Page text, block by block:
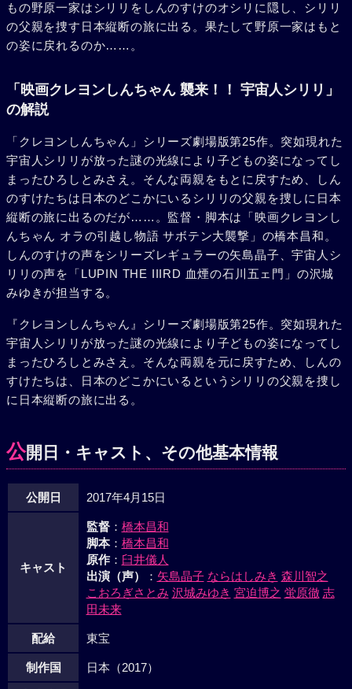
もの野原一家はシリリをしんのすけのオシリに隠し、シリリ
の父親を捜す日本縦断の旅に出る。果たして野原一家はもと
の姿に戻れるのか……。
「映画クレヨンしんちゃん 襲来！！ 宇宙人シリリ」
の解説
「クレヨンしんちゃん」シリーズ劇場版第25作。突如現れた
宇宙人シリリが放った謎の光線により子どもの姿になってし
まったひろしとみさえ。そんな両親をもとに戻すため、しん
のすけたちは日本のどこかにいるシリリの父親を捜しに日本
縦断の旅に出るのだが……。監督・脚本は「映画クレヨンし
んちゃん オラの引越し物語 サボテン大襲撃」の橋本昌和。
しんのすけの声をシリーズレギュラーの矢島晶子、宇宙人シ
リリの声を「LUPIN THE IIIRD 血煙の石川五ェ門」の沢城
みゆきが担当する。
『クレヨンしんちゃん』シリーズ劇場版第25作。突如現れた
宇宙人シリリが放った謎の光線により子どもの姿になってし
まったひろしとみさえ。そんな両親を元に戻すため、しんの
すけたちは、日本のどこかにいるというシリリの父親を捜し
に日本縦断の旅に出る。
公開日・キャスト、その他基本情報
公開日 2017年4月15日
キャスト
監督： 橋本昌和
脚本： 橋本昌和
原作： 臼井儀人
出演（声）
： 矢島晶子 ならはしみき 森川智之
こおろぎさとみ 沢城みゆき 宮迫博之 蛍原徹 志
田未来
配給 東宝
制作国 日本（2017）